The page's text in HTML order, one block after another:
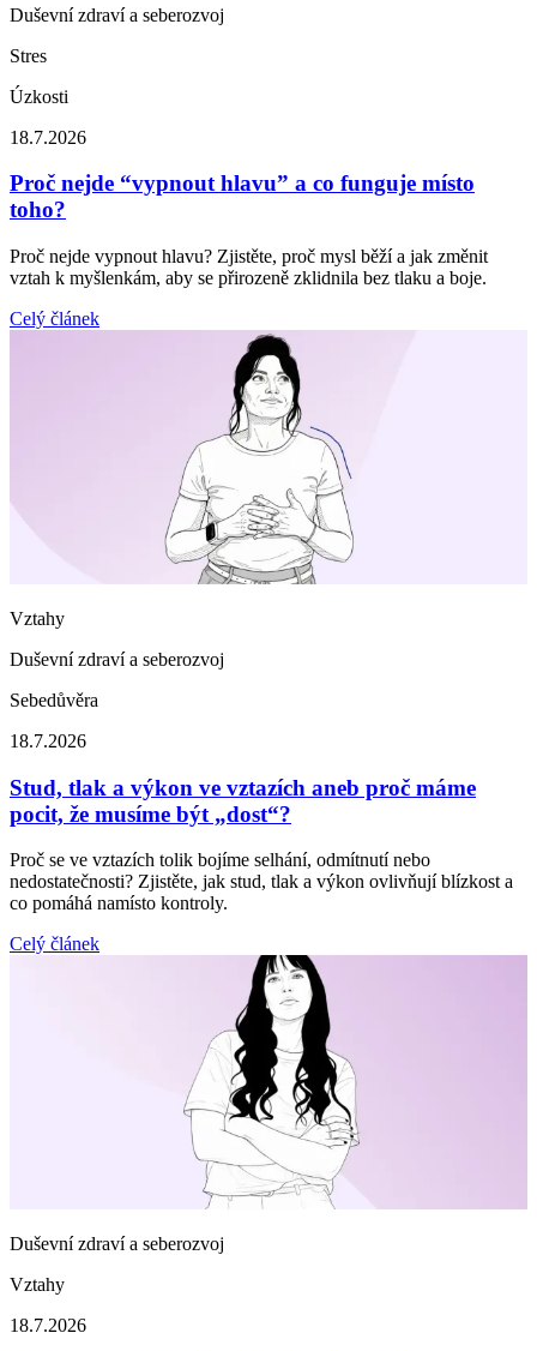
Duševní zdraví a seberozvoj
Stres
Úzkosti
18.7.2026
Proč nejde “vypnout hlavu” a co funguje místo
toho?
Proč nejde vypnout hlavu? Zjistěte, proč mysl běží a jak změnit
vztah k myšlenkám, aby se přirozeně zklidnila bez tlaku a boje.
Celý článek
Vztahy
Duševní zdraví a seberozvoj
Sebedůvěra
18.7.2026
Stud, tlak a výkon ve vztazích aneb proč máme
pocit, že musíme být „dost“?
Proč se ve vztazích tolik bojíme selhání, odmítnutí nebo
nedostatečnosti? Zjistěte, jak stud, tlak a výkon ovlivňují blízkost a
co pomáhá namísto kontroly.
Celý článek
Duševní zdraví a seberozvoj
Vztahy
18.7.2026